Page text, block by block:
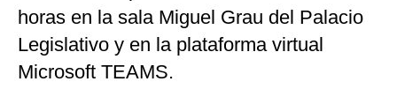
horas en la sala Miguel Grau del Palacio
Legislativo y en la plataforma virtual
Microsoft TEAMS.